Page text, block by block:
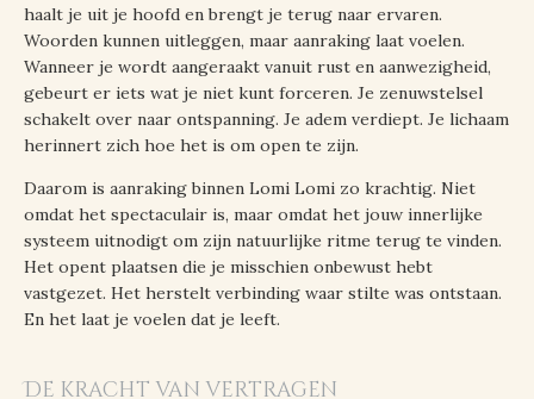
haalt je uit je hoofd en brengt je terug naar ervaren.
Woorden kunnen uitleggen, maar aanraking laat voelen.
Wanneer je wordt aangeraakt vanuit rust en aanwezigheid,
gebeurt er iets wat je niet kunt forceren. Je zenuwstelsel
schakelt over naar ontspanning. Je adem verdiept. Je lichaam
herinnert zich hoe het is om open te zijn.
Daarom is aanraking binnen Lomi Lomi zo krachtig. Niet
omdat het spectaculair is, maar omdat het jouw innerlijke
systeem uitnodigt om zijn natuurlijke ritme terug te vinden.
Het opent plaatsen die je misschien onbewust hebt
vastgezet. Het herstelt verbinding waar stilte was ontstaan.
En het laat je voelen dat je leeft.
De kracht van vertragen